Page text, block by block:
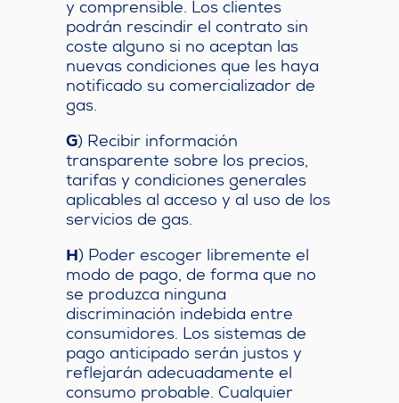
y comprensible. Los clientes
podrán rescindir el contrato sin
coste alguno si no aceptan las
nuevas condiciones que les haya
notificado su comercializador de
gas.
G) Recibir información
transparente sobre los precios,
tarifas y condiciones generales
aplicables al acceso y al uso de los
servicios de gas.
H) Poder escoger libremente el
modo de pago, de forma que no
se produzca ninguna
discriminación indebida entre
consumidores. Los sistemas de
pago anticipado serán justos y
reflejarán adecuadamente el
consumo probable. Cualquier